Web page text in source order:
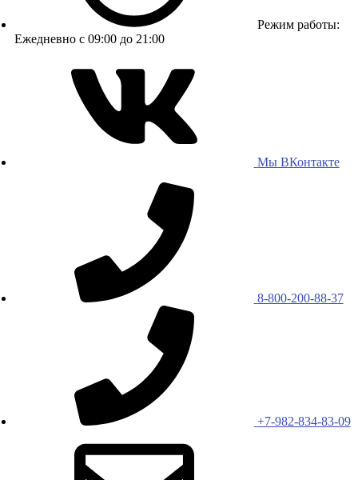
Режим работы:
Ежедневно с 09:00 до 21:00
Мы ВКонтакте
8-800-200-88-37
+7-982-834-83-09